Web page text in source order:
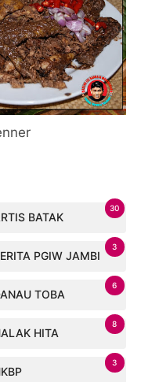
BATAK
30
PGIW JAMBI
3
TOBA
6
HITA
8
3